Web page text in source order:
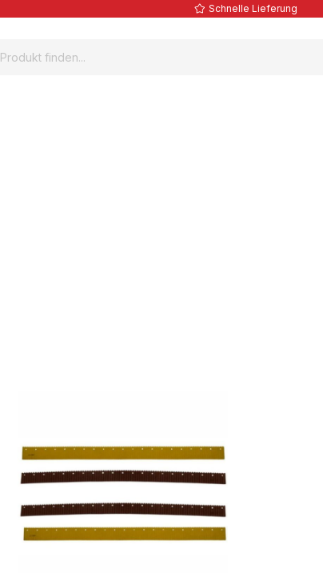
Schnelle Lieferung